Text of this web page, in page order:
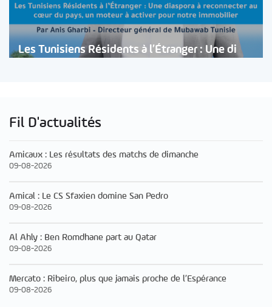
Les Tunisiens Résidents à l’Étranger : Une di
Fil D'actualités
Amicaux : Les résultats des matchs de dimanche
09-08-2026
Amical : Le CS Sfaxien domine San Pedro
09-08-2026
Al Ahly : Ben Romdhane part au Qatar
09-08-2026
Mercato : Ribeiro, plus que jamais proche de l’Espérance
09-08-2026